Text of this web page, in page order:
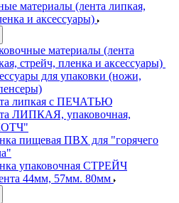
материалы (лента липкая,
и аксессуары)
материалы (лента
стрейч, пленка и аксессуары)
для упаковки (ножи,
липкая с ПЕЧАТЬЮ
ЛИПКАЯ, упаковочная,
пищевая ПВХ для "горячего
упаковочная СТРЕЙЧ
44мм, 57мм. 80мм